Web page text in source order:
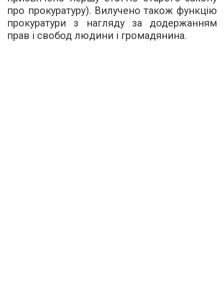
про прокуратуру). Вилучено також функцію
прокуратури з нагляду за додержанням
прав і свобод людини і громадянина.